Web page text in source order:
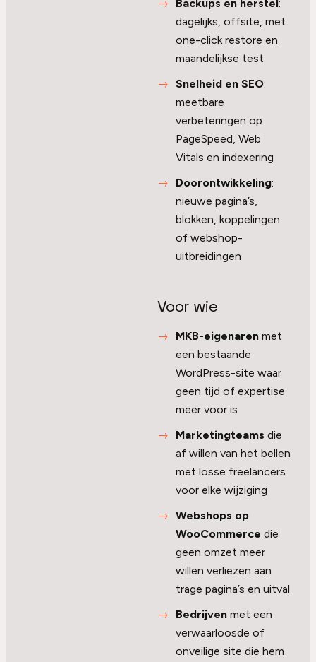
Backups en herstel:
dagelijks, offsite, met
one-click restore en
maandelijkse test
Snelheid en SEO:
meetbare
verbeteringen op
PageSpeed, Web
Vitals en indexering
Doorontwikkeling:
nieuwe pagina’s,
blokken, koppelingen
of webshop-
uitbreidingen
Voor wie
MKB-eigenarenmet
een bestaande
WordPress-site waar
geen tijd of expertise
meer voor is
Marketingteams die
af willen van het bellen
met losse freelancers
voor elke wijziging
Webshops op
WooCommerce die
geen omzet meer
willen verliezen aan
trage pagina’s en uitval
Bedrijvenmet een
verwaarloosde of
onveilige site die hem